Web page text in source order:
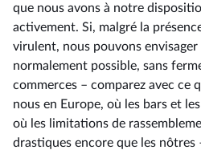
que nous avons à notre
activement. Si, malgré la
virulent, nous pouvons
normalement possible, sans
commerces –⁠ comparez avec ce
nous en Europe, où les bars et
où les limitations de
drastiques encore que les nôtres